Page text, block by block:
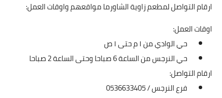
ارقام التواصل لمطعم زاوية الشاورما مواقعهم واوقات العمل:
اوقات العمل:
حي الوادي من ١ م حتى ١ ص
حي النرجس من الساعة 6 صباحا وحتى الساعة 2 صباحا
ارقام التواصل:
فرع النرجس / 0536633405